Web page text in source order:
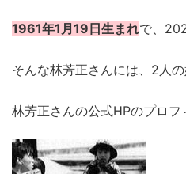
1961年1月19日生まれで、
そんな林芳正さんには、2人の
林芳正さんの公式HPのプロフ